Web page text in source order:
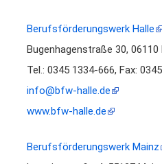
Berufsförderungswerk Halle
Bugenhagenstraße 30, 06110
Tel.: 0345 1334-666, Fax:
info@bfw-halle.de
www.bfw-halle.de
Berufsförderungswerk Mainz